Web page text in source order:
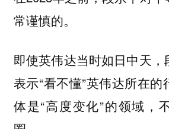
常谨慎的。
即使英伟达当时如日中天，
表示“看不懂”英伟达所在
体是“高度变化”的领域，